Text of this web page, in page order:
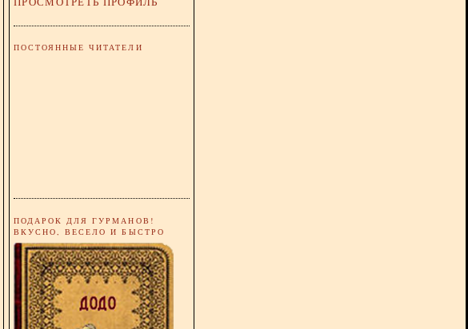
ПОСТОЯННЫЕ ЧИТАТЕЛИ
ПОДАРОК ДЛЯ ГУРМАНОВ!
ВКУСНО, ВЕСЕЛО И БЫСТРО